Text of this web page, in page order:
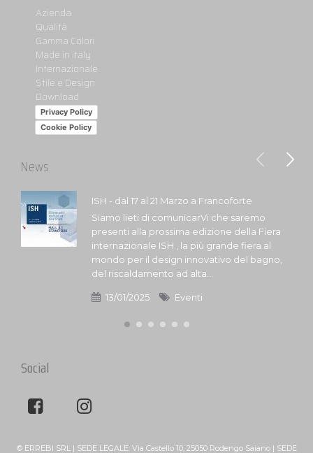
Azienda
Qualità
Gamma Colori
Made in italy
Internazionale
Stile e Design
Download
Privacy Policy
Cookie Policy
News
ISH - dal 17 al 21 Marzo a Francoforte
Siamo lieti di comunicarVi che saremo
presenti alla prossima edizione della Fiera
internazionale ISH , la più grande fiera al
mondo per il design innovativo del bagno,
del riscaldamento ad alta...
13/01/2025 Eventi
Social
© ERREBI SRL | SEDE LEGALE: Via Castello 10, 25050 Rodengo Saiano | SEDE